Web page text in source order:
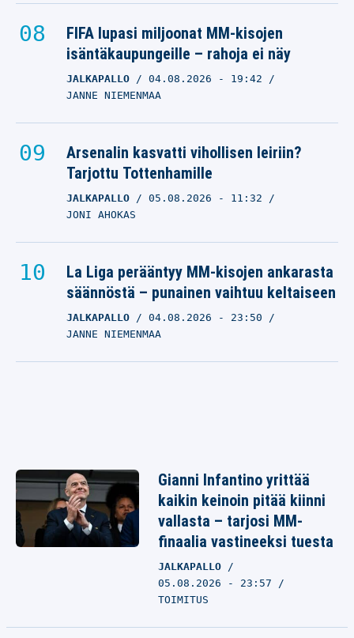
FIFA lupasi miljoonat MM-kisojen
isäntäkaupungeille – rahoja ei näy
JALKAPALLO 04.08.2026 - 19:42
JANNE NIEMENMAA
Arsenalin kasvatti vihollisen leiriin?
Tarjottu Tottenhamille
JALKAPALLO 05.08.2026 - 11:32
JONI AHOKAS
La Liga perääntyy MM-kisojen ankarasta
säännöstä – punainen vaihtuu keltaiseen
JALKAPALLO 04.08.2026 - 23:50
JANNE NIEMENMAA
Gianni Infantino yrittää
kaikin keinoin pitää kiinni
vallasta – tarjosi MM-
finaalia vastineeksi tuesta
JALKAPALLO
05.08.2026 - 23:57
TOIMITUS